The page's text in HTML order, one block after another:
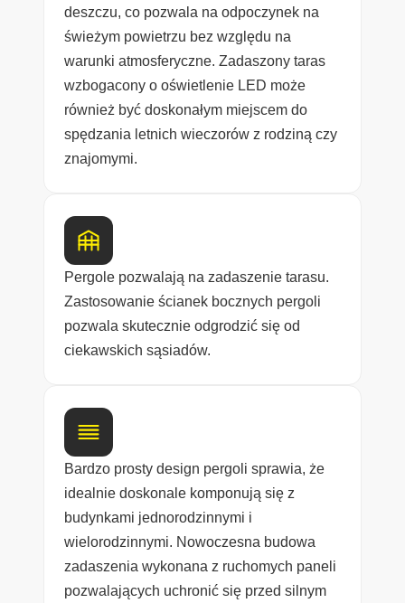
deszczu, co pozwala na odpoczynek na
świeżym powietrzu bez względu na
warunki atmosferyczne. Zadaszony taras
wzbogacony o oświetlenie LED może
również być doskonałym miejscem do
spędzania letnich wieczorów z rodziną czy
znajomymi.
Pergole pozwalają na zadaszenie tarasu.
Zastosowanie ścianek bocznych pergoli
pozwala skutecznie odgrodzić się od
ciekawskich sąsiadów.
Bardzo prosty design pergoli sprawia, że
idealnie doskonale komponują się z
budynkami jednorodzinnymi i
wielorodzinnymi. Nowoczesna budowa
zadaszenia wykonana z ruchomych paneli
pozwalających uchronić się przed silnym